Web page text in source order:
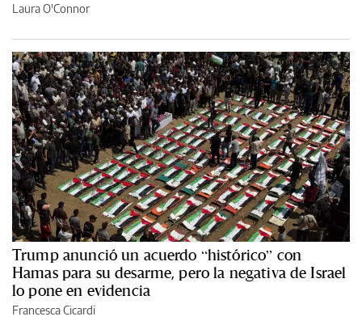
Laura O'Connor
Trump anunció un acuerdo “histórico” con
Hamas para su desarme, pero la negativa de Israel
lo pone en evidencia
Francesca Cicardi